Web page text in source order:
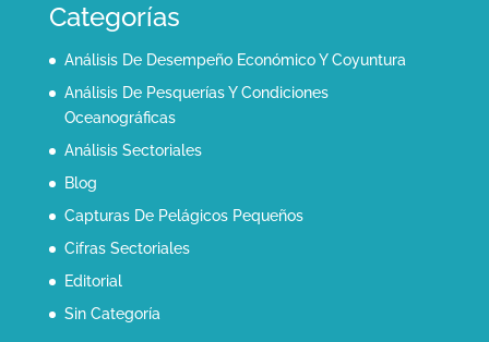
Categorías
Análisis De Desempeño Económico Y Coyuntura
Análisis De Pesquerías Y Condiciones
Oceanográficas
Análisis Sectoriales
Blog
Capturas De Pelágicos Pequeños
Cifras Sectoriales
Editorial
Sin Categoría